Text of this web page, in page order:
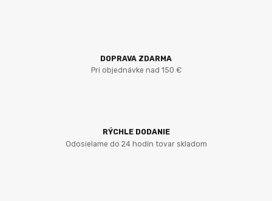
DOPRAVA ZDARMA
Pri objednávke nad 150 €
RÝCHLE DODANIE
Odosielame do 24 hodín tovar skladom